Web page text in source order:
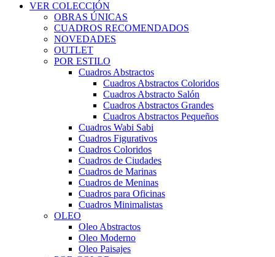
VER COLECCIÓN
OBRAS ÚNICAS
CUADROS RECOMENDADOS
NOVEDADES
OUTLET
POR ESTILO
Cuadros Abstractos
Cuadros Abstractos Coloridos
Cuadros Abstracto Salón
Cuadros Abstractos Grandes
Cuadros Abstractos Pequeños
Cuadros Wabi Sabi
Cuadros Figurativos
Cuadros Coloridos
Cuadros de Ciudades
Cuadros de Marinas
Cuadros de Meninas
Cuadros para Oficinas
Cuadros Minimalistas
OLEO
Oleo Abstractos
Oleo Moderno
Oleo Paisajes